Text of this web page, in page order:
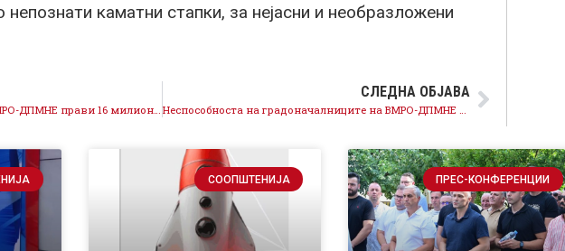
непознати каматни стапки, за нејасни и необразложени
Неспособни расипници, ВМРО-ДПМНЕ прави 16 милиони евра долг во 4 општини
СЛЕДНА ОБЈАВА
Неспособноста на градоначалниците на ВМРО-ДПМНЕ е на директна штета на граѓаните и на општините
СООПШТЕНИЈА ПРЕС-КОНФЕРЕНЦИИ